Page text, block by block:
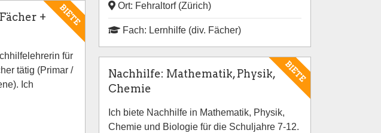
BIETE
+
für
tätig (Primar /
Ich
Ort: Fehraltorf (Zürich)
Fach: Lernhilfe (div. Fächer)
BIETE
Nachhilfe: Mathematik, Physik,
Chemie
Ich biete Nachhilfe in Mathematik, Physik,
Chemie und Biologie für die Schuljahre 7-12.